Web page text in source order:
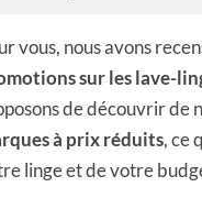
vous, nous avons
sur les lave-
de découvrir de
à prix réduits, ce
linge et de votre